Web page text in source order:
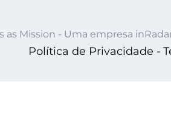
as Mission - Uma empresa
Política de Privacidade -